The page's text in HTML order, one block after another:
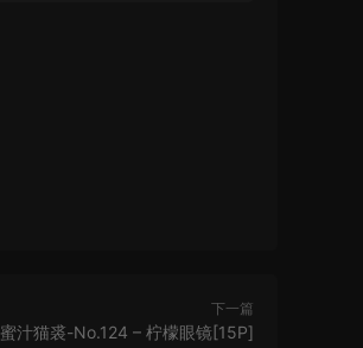
下一篇
蜜汁猫裘-No.124 – 柠檬眼镜[15P]